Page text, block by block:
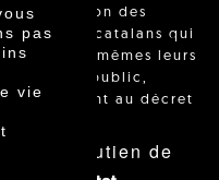
pas
vie
des
catalans qui
eux-mêmes leurs
au public,
au décret
Avec le soutien de